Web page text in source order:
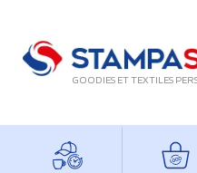
GOODIES ET TEXTILES